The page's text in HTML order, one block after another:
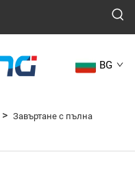
BG
> Завъртане с пълна